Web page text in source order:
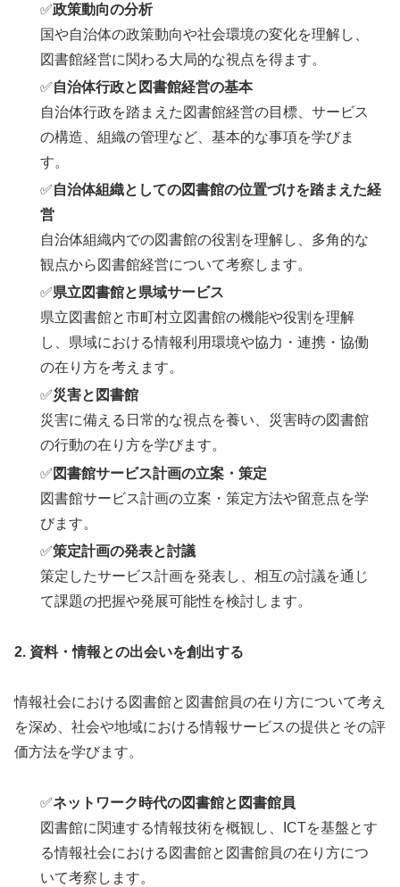
✅政策動向の分析
国や自治体の政策動向や社会環境の変化を理解し、
図書館経営に関わる大局的な視点を得ます。
✅自治体行政と図書館経営の基本
自治体行政を踏まえた図書館経営の目標、サービス
の構造、組織の管理など、基本的な事項を学びま
す。
✅自治体組織としての図書館の位置づけを踏まえた経
営
自治体組織内での図書館の役割を理解し、多角的な
観点から図書館経営について考察します。
✅県立図書館と県域サービス
県立図書館と市町村立図書館の機能や役割を理解
し、県域における情報利用環境や協力・連携・協働
の在り方を考えます。
✅災害と図書館
災害に備える日常的な視点を養い、災害時の図書館
の行動の在り方を学びます。
✅ 図書館サービス計画の立案・策定
図書館サービス計画の立案・策定方法や留意点を学
びます。
✅策定計画の発表と討議
策定したサービス計画を発表し、相互の討議を通じ
て課題の把握や発展可能性を検討します。
2. 資料・情報との出会いを創出する
情報社会における図書館と図書館員の在り方について考え
を深め、社会や地域における情報サービスの提供とその評
価方法を学びます。
✅ネットワーク時代の図書館と図書館員
図書館に関連する情報技術を概観し、ICTを基盤とす
る情報社会における図書館と図書館員の在り方につ
いて考察します。